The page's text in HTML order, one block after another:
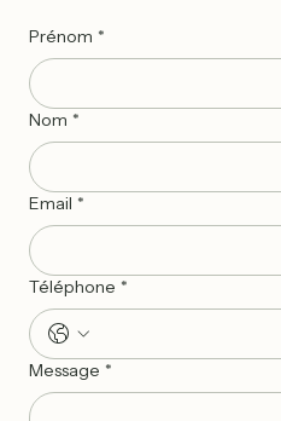
des questionnaires originaux donnés à chaud et
Voir le rapport d'analyse de la retraite à
Ecouter l'audio des retours participants
Voir le rapport d'analyse de la retraite à
Voir les archives des questionnaires
Verbatims "La Porte du Coeur"
Lorsque le Pilote de ce module sera terminé,
présent à moi-même et aux autres.
Le silence n'est pas vide, il est plein. J'ai
sous le bruit du quotidien.
Une expérience transformative. Les outils
pour garder mon centre.
Claire M. — Annecy
Jean-Luc R. — Lyon
Sophie L. — Genève
Archives de la Retraite 3
Vous pourrez retrouver ici le rapport d'analyse
des questionnaires originaux donnés à chaud et
retours des participants.
Voir le rapport d'analyse de la retraite à
Ecouter l'audio des retours participants